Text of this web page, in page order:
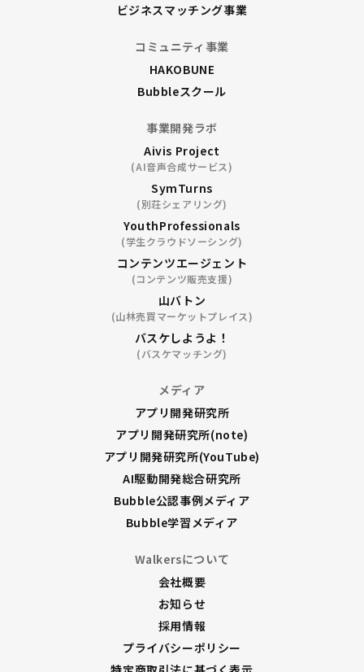
ビジネスマッチング事業
コミュニティ事業
HAKOBUNE
Bubbleスクール
事業開発ラボ
Aivis Project
(AI音声合成サービス)
SymTurns
(別荘シェアリング)
YouthProfessionals
(学生クラウドソーシング)
コンテンツエージェント
(コンテンツ販売支援)
山バトン
(山林売買マーケットプレイス)
バスケしようよ！
(バスケマッチング)
メディア
アプリ開発研究所
アプリ開発研究所(note)
アプリ開発研究所(YouTube)
AI駆動開発総合研究所
Bubble公認事例メディア
Bubble学習メディア
Walkersについて
会社概要
お知らせ
採用情報
プライバシーポリシー